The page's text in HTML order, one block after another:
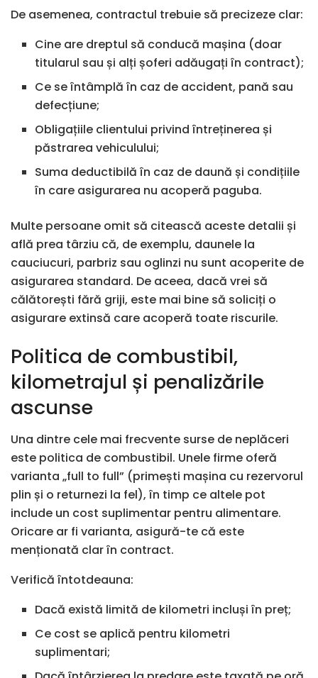
De asemenea, contractul trebuie să precizeze clar:
Cine are dreptul să conducă mașina (doar
titularul sau și alți șoferi adăugați în contract);
Ce se întâmplă în caz de accident, pană sau
defecțiune;
Obligațiile clientului privind întreținerea și
păstrarea vehiculului;
Suma deductibilă în caz de daună și condițiile
în care asigurarea nu acoperă paguba.
Multe persoane omit să citească aceste detalii și
află prea târziu că, de exemplu, daunele la
cauciucuri, parbriz sau oglinzi nu sunt acoperite de
asigurarea standard. De aceea, dacă vrei să
călătorești fără griji, este mai bine să soliciți o
asigurare extinsă care acoperă toate riscurile.
Politica de combustibil,
kilometrajul și penalizările
ascunse
Una dintre cele mai frecvente surse de neplăceri
este politica de combustibil. Unele firme oferă
varianta „full to full” (primești mașina cu rezervorul
plin și o returnezi la fel), în timp ce altele pot
include un cost suplimentar pentru alimentare.
Oricare ar fi varianta, asigură-te că este
menționată clar în contract.
Verifică întotdeauna:
Dacă există limită de kilometri incluși în preț;
Ce cost se aplică pentru kilometri
suplimentari;